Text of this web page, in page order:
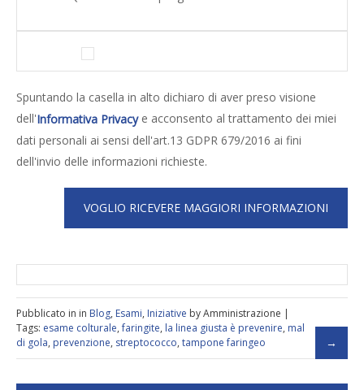
Spuntando la casella in alto dichiaro di aver preso visione
dell'Informativa Privacye acconsento al trattamento dei miei
dati personali ai sensi dell'art.13 GDPR 679/2016 ai fini
dell'invio delle informazioni richieste.
Pubblicato in in Blog, Esami, Iniziative by Amministrazione |
Tags: esame colturale,faringite, la linea giusta è prevenire, mal
di gola, prevenzione, streptococco, tampone faringeo